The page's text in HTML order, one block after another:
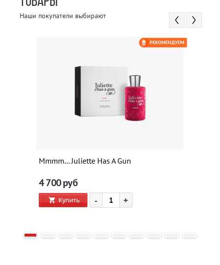
Наши покупатели выбирают
Mmmm... Juliette Has A Gun
4 700руб
Купить - +
РЕКОМЕНДУЕМ